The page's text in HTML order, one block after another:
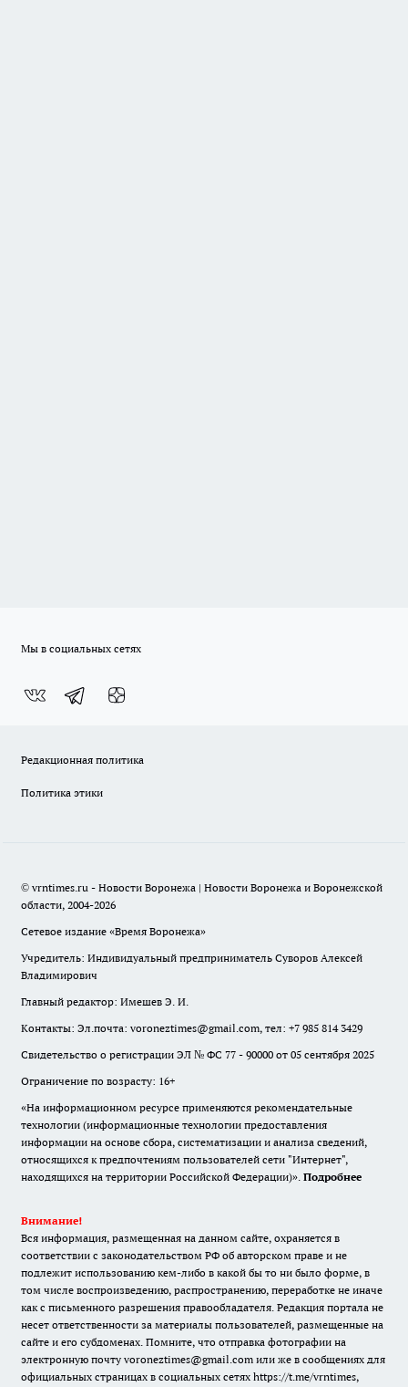
Мы в социальных сетях
Редакционная политика
Политика этики
© vrntimes.ru - Новости Воронежа | Новости Воронежа и Воронежской
области, 2004-2026
Сетевое издание «Время Воронежа»
Учредитель: Индивидуальный предприниматель Суворов Алексей
Владимирович
Главный редактор: Имешев Э. И.
Контакты: Эл.почта: voroneztimes@gmail.com, тел: +7 985 814 3429
Свидетельство о регистрации ЭЛ № ФС 77 - 90000 от 05 сентября 2025
Ограничение по возрасту: 16+
«На информационном ресурсе применяются рекомендательные
технологии (информационные технологии предоставления
информации на основе сбора, систематизации и анализа сведений,
относящихся к предпочтениям пользователей сети "Интернет",
находящихся на территории Российской Федерации)». Подробнее
Внимание!
Вся информация, размещенная на данном сайте, охраняется в
соответствии с законодательством РФ об авторском праве и не
подлежит использованию кем-либо в какой бы то ни было форме, в
том числе воспроизведению, распространению, переработке не иначе
как с письменного разрешения правообладателя. Редакция портала не
несет ответственности за материалы пользователей, размещенные на
сайте и его субдоменах. Помните, что отправка фотографии на
электронную почту voroneztimes@gmail.com или же в сообщениях для
официальных страницах в социальных сетях https://t.me/vrntimes,